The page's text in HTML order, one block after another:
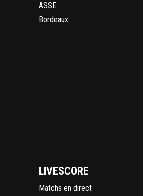
ASSE
Bordeaux
LIVESCORE
Matchs en direct